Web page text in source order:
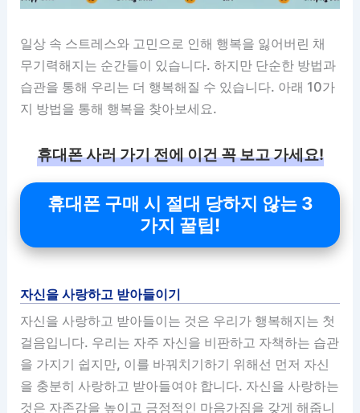
일상 속 스트레스와 고민으로 인해 행복을 잃어버린 채
무기력해지는 순간들이 있습니다. 하지만 단순한 방법과
습관을 통해 우리는 더 행복해질 수 있습니다. 아래 10가
지 방법을 통해 행복을 찾아보세요.
휴대폰 사러 가기 전에 이건 꼭 보고 가세요!
휴대폰 구매 시 절대 당하지 않는 3
가지 꿀팁!
자신을 사랑하고 받아들이기
자신을 사랑하고 받아들이는 것은 우리가 행복해지는 첫
걸음입니다. 우리는 자주 자신을 비판하고 자책하는 습관
을 가지기 쉽지만, 이를 바꿔치기하기 위해선 먼저 자신
을 충분히 사랑하고 받아들여야 합니다. 자신을 사랑하는
것은 자존감을 높이고 긍정적인 마음가짐을 갖게 해줍니